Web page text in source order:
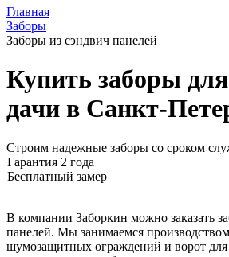
Главная
Заборы
Заборы из сэндвич панелей
Купить заборы
дачи в Санкт-
Строим надежные заборы со сроком
Гарантия 2 года
Бесплатный замер
В компании Заборкин можно заказать
панелей. Мы занимаемся
шумозащитных ограждений и ворот